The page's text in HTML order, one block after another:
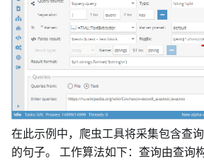
在此示例中，爬虫工具将采集包含查
的句子。 工作算法如下：查询由查询